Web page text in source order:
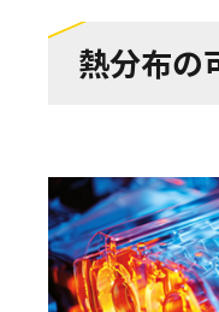
熱分布の